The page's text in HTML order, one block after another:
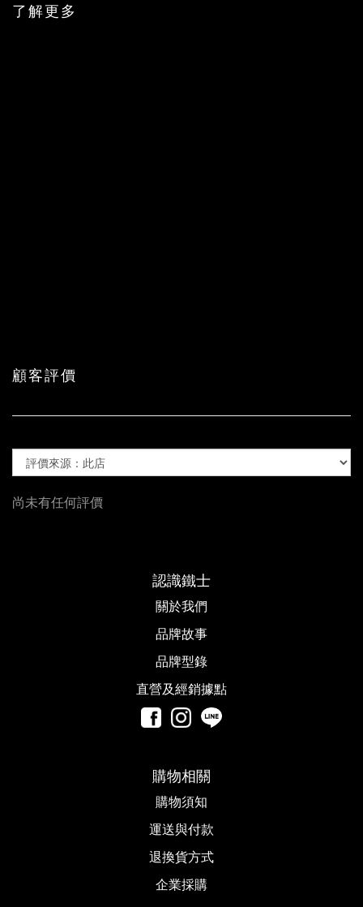
了解更多
顧客評價
尚未有任何評價
認識鐵士
關於我們
品牌故事​
品牌型錄
直營及經銷據點
購物相關
購物須知
運送與付款
退換貨方式
企業採購